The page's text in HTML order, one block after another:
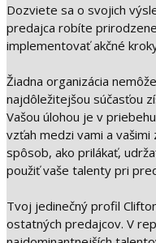
Dozviete sa o svojich
predajca robíte
implementovať akčné
Žiadna organizácia
najdôležitejšou súčasťou
Vašou úlohou je v
vzťah medzi vami a vašimi
spôsob, ako prilákať,
použiť vaše talenty pri
Tvoj jedinečný profil
ostatných predajcov. V